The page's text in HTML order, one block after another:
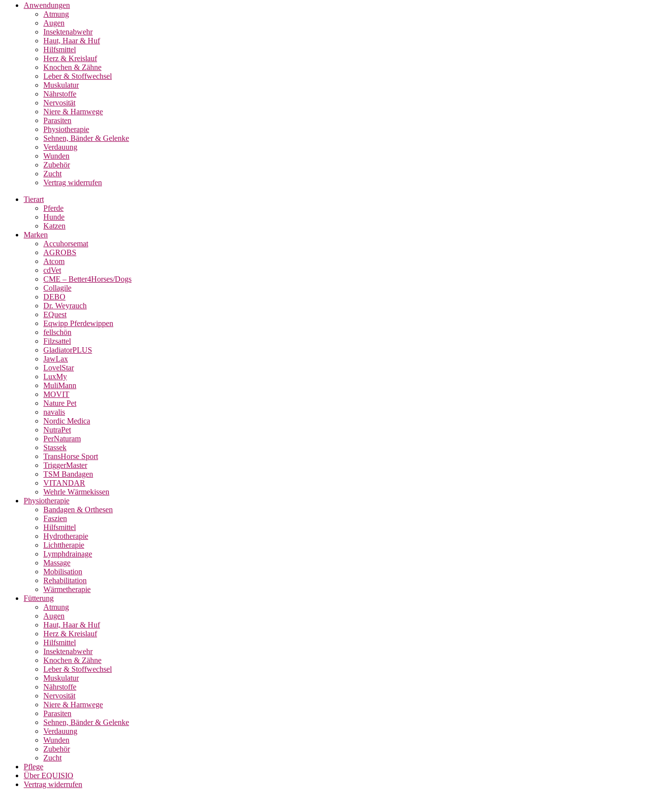
Anwendungen
Atmung
Augen
Insektenabwehr
Haut, Haar & Huf
Hilfsmittel
Herz & Kreislauf
Knochen & Zähne
Leber & Stoffwechsel
Muskulatur
Nährstoffe
Nervosität
Niere & Harnwege
Parasiten
Physiotherapie
Sehnen, Bänder & Gelenke
Verdauung
Wunden
Zubehör
Zucht
Vertrag widerrufen
Tierart
Pferde
Hunde
Katzen
Marken
Accuhorsemat
AGROBS
Atcom
cdVet
CME – Better4Horses/Dogs
Collagile
DEBO
Dr. Weyrauch
EQuest
Eqwipp Pferdewippen
fellschön
Filzsattel
GladiatorPLUS
JawLax
LovelStar
LuxMy
MuliMann
MOVIT
Nature Pet
navalis
Nordic Medica
NutraPet
PerNaturam
Stassek
TransHorse Sport
TriggerMaster
TSM Bandagen
VITANDAR
Wehrle Wärmekissen
Physiotherapie
Bandagen & Orthesen
Faszien
Hilfsmittel
Hydrotherapie
Lichttherapie
Lymphdrainage
Massage
Mobilisation
Rehabilitation
Wärmetherapie
Fütterung
Atmung
Augen
Haut, Haar & Huf
Herz & Kreislauf
Hilfsmittel
Insektenabwehr
Knochen & Zähne
Leber & Stoffwechsel
Muskulatur
Nährstoffe
Nervosität
Niere & Harnwege
Parasiten
Sehnen, Bänder & Gelenke
Verdauung
Wunden
Zubehör
Zucht
Pflege
Über EQUISIO
Vertrag widerrufen